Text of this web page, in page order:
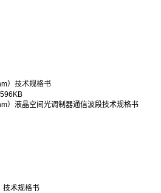
）技术规格书
）液晶空间光调制器通信波段技术规格书
技术规格书